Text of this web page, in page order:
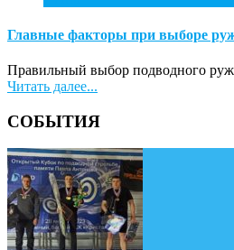
Главные факторы при выборе
Правильный выбор подводного
Читать далее...
СОБЫТИЯ